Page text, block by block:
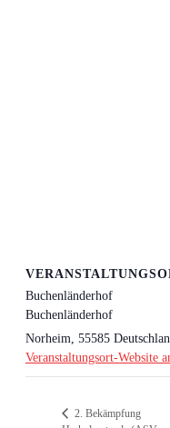
Buchenländerhof
Buchenländerhof
Norheim, 55585
Veranstaltungsort-Website
2. Bekämpfung